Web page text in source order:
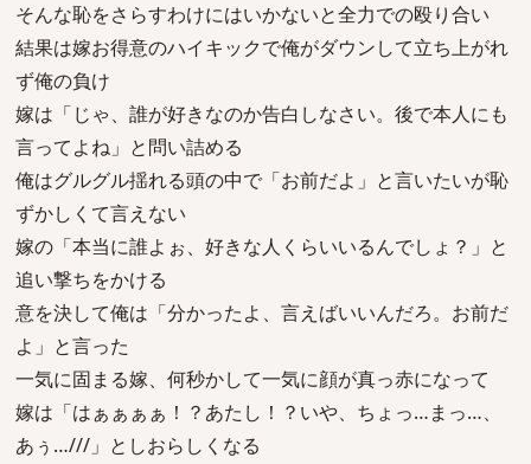
そんな恥をさらすわけにはいかないと全力での殴り合い
結果は嫁お得意のハイキックで俺がダウンして立ち上がれ
ず俺の負け
嫁は「じゃ、誰が好きなのか告白しなさい。後で本人にも
言ってよね」と問い詰める
俺はグルグル揺れる頭の中で「お前だよ」と言いたいが恥
ずかしくて言えない
嫁の「本当に誰よぉ、好きな人くらいいるんでしょ？」と
追い撃ちをかける
意を決して俺は「分かったよ、言えばいいんだろ。お前だ
よ」と言った
一気に固まる嫁、何秒かして一気に顔が真っ赤になって
嫁は「はぁぁぁぁ！？あたし！？いや、ちょっ…まっ…、
あぅ…///」としおらしくなる